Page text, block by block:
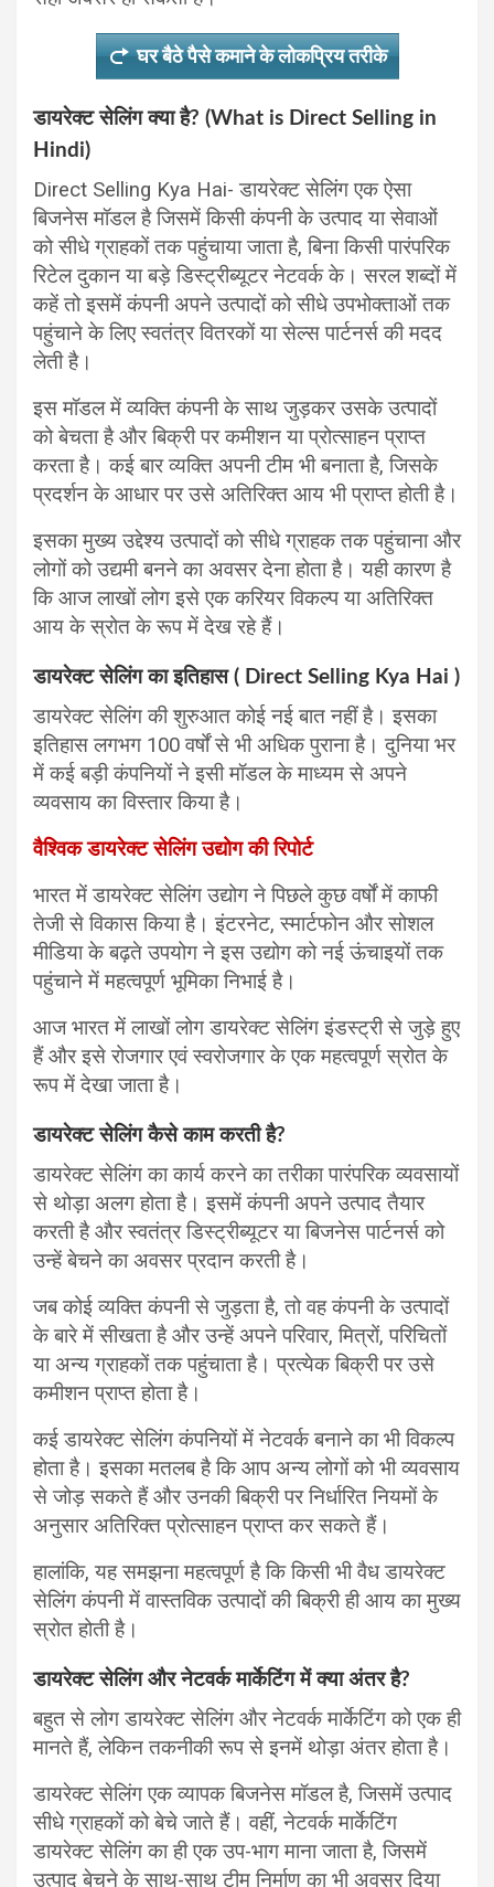
घर बैठे पैसे कमाने के लोकप्रिय तरीके
डायरेक्ट सेलिंग क्या है? (What is Direct Selling in
Hindi)
Direct Selling Kya Hai- डायरेक्ट सेलिंग एक ऐसा
बिजनेस मॉडल है जिसमें किसी कंपनी के उत्पाद या सेवाओं
को सीधे ग्राहकों तक पहुंचाया जाता है, बिना किसी पारंपरिक
रिटेल दुकान या बड़े डिस्ट्रीब्यूटर नेटवर्क के। सरल शब्दों में
कहें तो इसमें कंपनी अपने उत्पादों को सीधे उपभोक्ताओं तक
पहुंचाने के लिए स्वतंत्र वितरकों या सेल्स पार्टनर्स की मदद
लेती है।
इस मॉडल में व्यक्ति कंपनी के साथ जुड़कर उसके उत्पादों
को बेचता है और बिक्री पर कमीशन या प्रोत्साहन प्राप्त
करता है। कई बार व्यक्ति अपनी टीम भी बनाता है, जिसके
प्रदर्शन के आधार पर उसे अतिरिक्त आय भी प्राप्त होती है।
इसका मुख्य उद्देश्य उत्पादों को सीधे ग्राहक तक पहुंचाना और
लोगों को उद्यमी बनने का अवसर देना होता है। यही कारण है
कि आज लाखों लोग इसे एक करियर विकल्प या अतिरिक्त
आय के स्रोत के रूप में देख रहे हैं।
डायरेक्ट सेलिंग का इतिहास ( Direct Selling Kya Hai )
डायरेक्ट सेलिंग की शुरुआत कोई नई बात नहीं है। इसका
इतिहास लगभग 100 वर्षों से भी अधिक पुराना है। दुनिया भर
में कई बड़ी कंपनियों ने इसी मॉडल के माध्यम से अपने
व्यवसाय का विस्तार किया है।
वैश्विक डायरेक्ट सेलिंग उद्योग की रिपोर्ट
भारत में डायरेक्ट सेलिंग उद्योग ने पिछले कुछ वर्षों में काफी
तेजी से विकास किया है। इंटरनेट, स्मार्टफोन और सोशल
मीडिया के बढ़ते उपयोग ने इस उद्योग को नई ऊंचाइयों तक
पहुंचाने में महत्वपूर्ण भूमिका निभाई है।
आज भारत में लाखों लोग डायरेक्ट सेलिंग इंडस्ट्री से जुड़े हुए
हैं और इसे रोजगार एवं स्वरोजगार के एक महत्वपूर्ण स्रोत के
रूप में देखा जाता है।
डायरेक्ट सेलिंग कैसे काम करती है?
डायरेक्ट सेलिंग का कार्य करने का तरीका पारंपरिक व्यवसायों
से थोड़ा अलग होता है। इसमें कंपनी अपने उत्पाद तैयार
करती है और स्वतंत्र डिस्ट्रीब्यूटर या बिजनेस पार्टनर्स को
उन्हें बेचने का अवसर प्रदान करती है।
जब कोई व्यक्ति कंपनी से जुड़ता है, तो वह कंपनी के उत्पादों
के बारे में सीखता है और उन्हें अपने परिवार, मित्रों, परिचितों
या अन्य ग्राहकों तक पहुंचाता है। प्रत्येक बिक्री पर उसे
कमीशन प्राप्त होता है।
कई डायरेक्ट सेलिंग कंपनियों में नेटवर्क बनाने का भी विकल्प
होता है। इसका मतलब है कि आप अन्य लोगों को भी व्यवसाय
से जोड़ सकते हैं और उनकी बिक्री पर निर्धारित नियमों के
अनुसार अतिरिक्त प्रोत्साहन प्राप्त कर सकते हैं।
हालांकि, यह समझना महत्वपूर्ण है कि किसी भी वैध डायरेक्ट
सेलिंग कंपनी में वास्तविक उत्पादों की बिक्री ही आय का मुख्य
स्रोत होती है।
डायरेक्ट सेलिंग और नेटवर्क मार्केटिंग में क्या अंतर है?
बहुत से लोग डायरेक्ट सेलिंग और नेटवर्क मार्केटिंग को एक ही
मानते हैं, लेकिन तकनीकी रूप से इनमें थोड़ा अंतर होता है।
डायरेक्ट सेलिंग एक व्यापक बिजनेस मॉडल है, जिसमें उत्पाद
सीधे ग्राहकों को बेचे जाते हैं। वहीं, नेटवर्क मार्केटिंग
डायरेक्ट सेलिंग का ही एक उप-भाग माना जाता है, जिसमें
उत्पाद बेचने के साथ-साथ टीम निर्माण का भी अवसर दिया